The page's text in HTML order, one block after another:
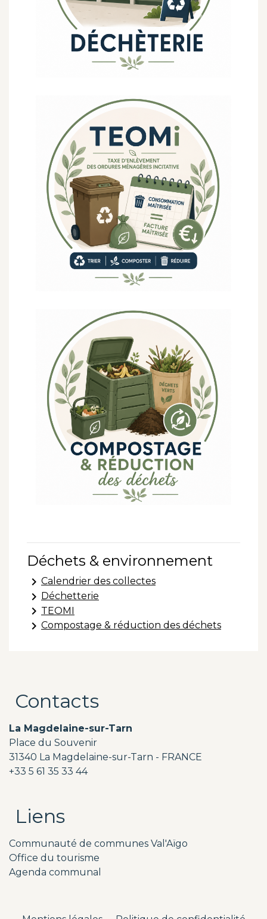
Déchets & environnement
keyboard_arrow_right Calendrier des collectes
keyboard_arrow_right Déchetterie
keyboard_arrow_right TEOMI
keyboard_arrow_right Compostage & réduction des déchets
Contacts
La Magdelaine-sur-Tarn
Place du Souvenir
31340 La Magdelaine-sur-Tarn - FRANCE
+33 5 61 35 33 44
Liens
Communauté de communes Val'Aïgo
Office du tourisme
Agenda communal